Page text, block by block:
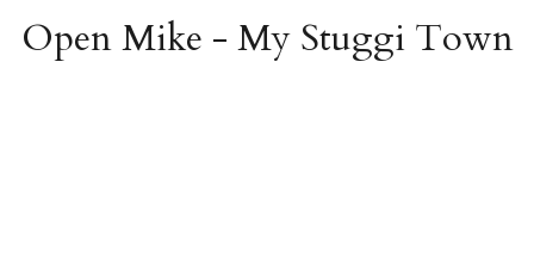
Open Mike - My Stuggi Town